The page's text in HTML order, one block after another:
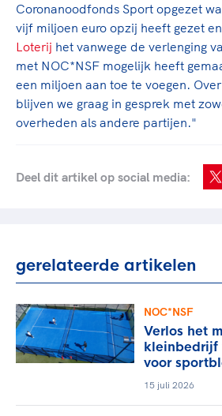
Coronanoodfonds Sport opgezet
vijf miljoen euro opzij heeft gezet
Loterij het vanwege de verlenging
met NOC*NSF mogelijk heeft
een miljoen aan toe te voegen.
blijven we graag in gesprek met
overheden als andere partijen."
Deel dit artikel op social media:
gerelateerde artikelen
NOC*NSF
Verlos het
kleinbedrijf
voor
15 juli 2026